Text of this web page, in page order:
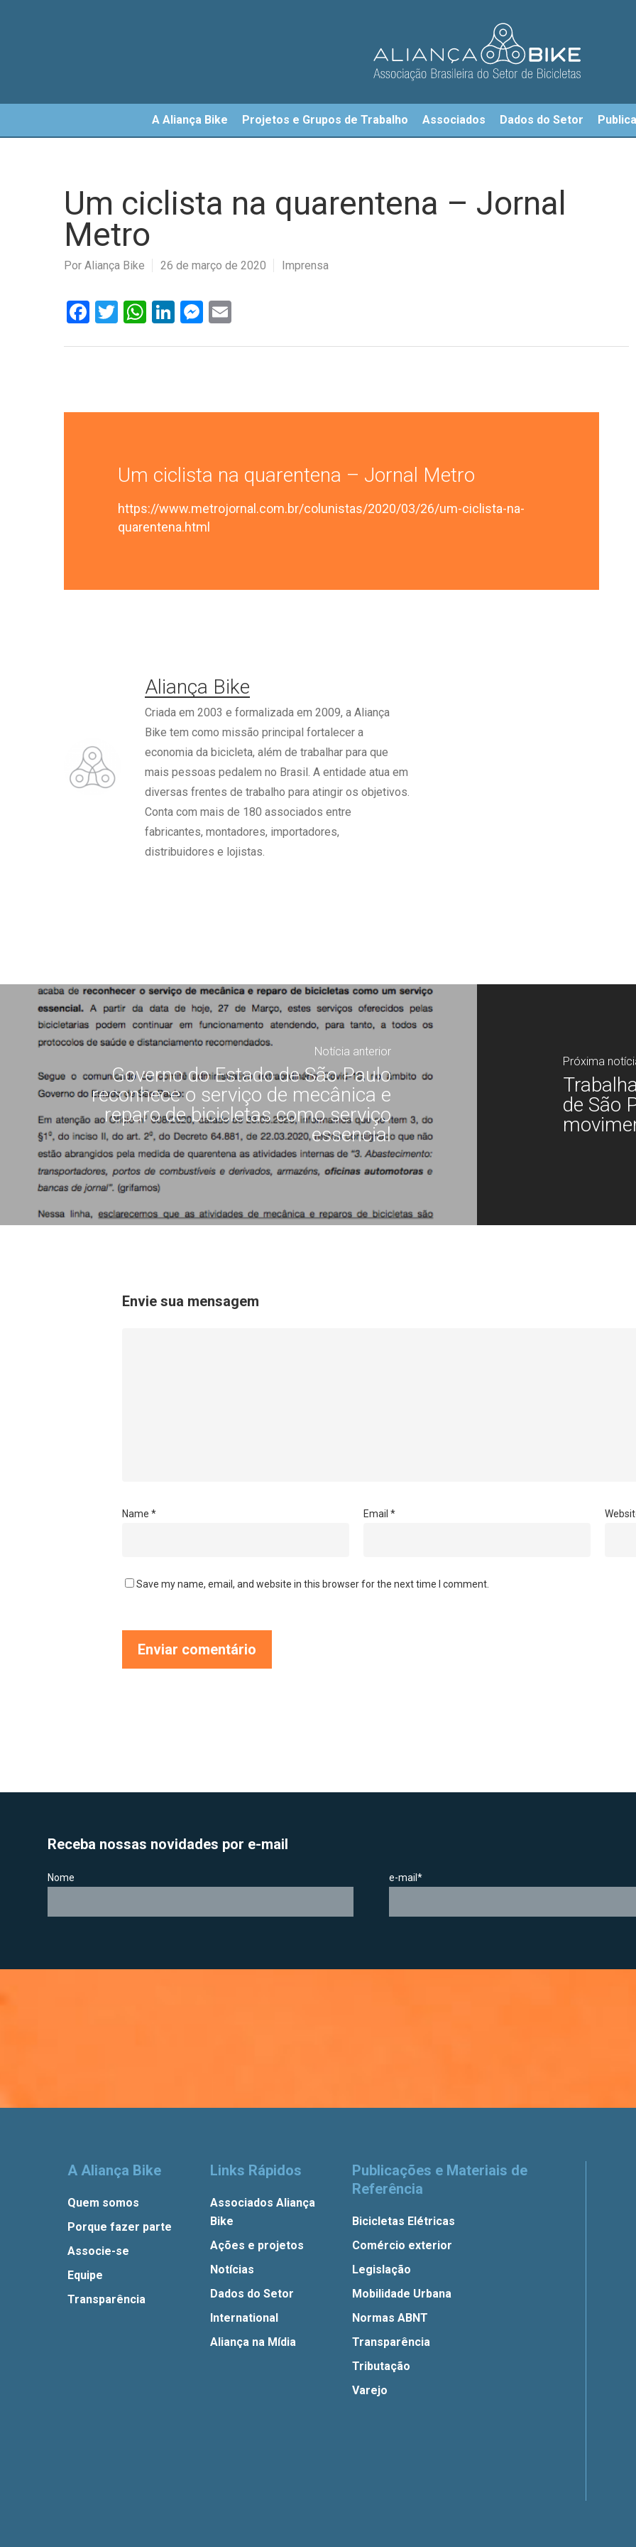
Hit enter to search or ESC to close
A Aliança Bike Projetos e Grupos de Trabalho Associados Dados do Setor
Um ciclista na quarentena – Jornal
Metro
Por Aliança Bike 26 de março de 2020 Imprensa
Facebook
Twitter
WhatsApp
LinkedIn
Messenger
Um ciclista na quarentena – Jornal Metro
https://www.metrojornal.com.br/colunistas/2020/03/26/um-ciclista-na-
quarentena.html
Aliança Bike
Criada em 2003 e formalizada em 2009, a Aliança
Bike tem como missão principal fortalecer a
economia da bicicleta, além de trabalhar para que
mais pessoas pedalem no Brasil. A entidade atua em
diversas frentes de trabalho para atingir os objetivos.
Conta com mais de 180 associados entre
fabricantes, montadores, importadores,
distribuidores e lojistas.
Notícia anterior
Governo do Estado de São Paulo
reconhece o serviço de mecânica e
reparo de bicicletas como serviço
essencial
Próxima
de São
Envie sua mensagem
Name * Email *
Save my name, email, and website in this browser for the next time I comment.
Receba nossas novidades por e-mail
Nome e-mail*
A Aliança Bike
Quem somos
Porque fazer parte
Associe-se
Equipe
Transparência
Links Rápidos
Associados Aliança
Bike
Ações e projetos
Notícias
Dados do Setor
International
Aliança na Mídia
Publicações e Materiais de
Referência
Bicicletas Elétricas
Comércio exterior
Legislação
Mobilidade Urbana
Normas ABNT
Transparência
Tributação
Varejo